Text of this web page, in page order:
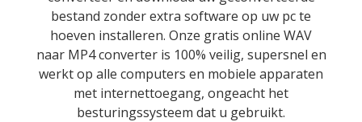
bestand zonder extra software op uw pc te
hoeven installeren. Onze gratis online WAV
naar MP4 converter is 100% veilig, supersnel en
werkt op alle computers en mobiele apparaten
met internettoegang, ongeacht het
besturingssysteem dat u gebruikt.